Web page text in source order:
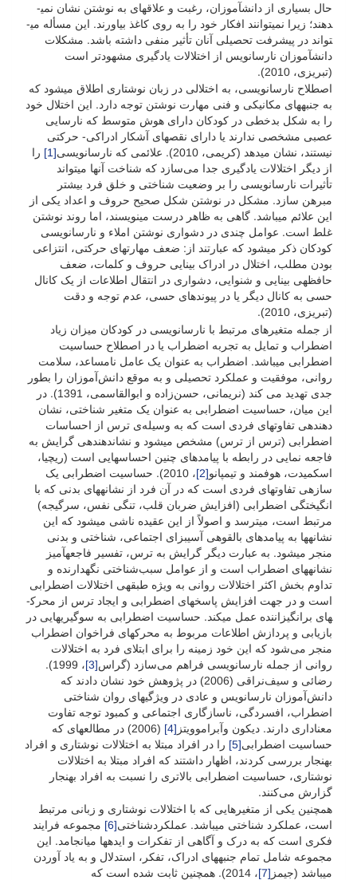
حال بسیاری از دانش­آموزان، رغبت و علاقه­ای به نوشتن نشان نمی­
دهند؛ زیرا نمی­توانند افکار خود را به روی کاغذ بیاورند. این مسأله می­
تواند در پیشرفت تحصیلی آنان تأثیر منفی داشته باشد. مشکلات
دانش­آموزان نارسانویس از اختلالات یادگیری مشهودتر است
(تبریزی، 2010).
اصطلاح نارسانویسی، به اختلالی در زبان نوشتاری اطلاق می­شود که
به جنبه­های مکانیکی و فنی مهارت نوشتن توجه دارد. این اختلال خود
را به شکل بدخطی در کودکان دارای هوش متوسط که نارسایی
عصبی مشخصی ندارند یا دارای نقص­های آشکار ادراکی- حرکتی
نیستند، نشان می­دهد (کریمی، 2010). علائمی که نارسانویسی
[1]
را
از دیگر اختلالات یادگیری جدا می‌سازد که شناخت آن­ها می­تواند
تأثیرات نارسانویسی را بر وضعیت شناختی و خلق فرد بیشتر
مبرهن سازد. مشکل در نوشتن شکل صحیح حروف و اعداد یکی از
این علائم می­باشد. گاهی به ظاهر درست می­نویسند، اما روند نوشتن
غلط است. عوامل چندی در دشواری نوشتن املاء و نارسانویسی
کودکان ذکر می­شود که عبارتند از: ضعف مهارت­های حرکتی، انتزاعی
بودن مطلب، اختلال در ادراک بینایی حروف و کلمات، ضعف
حافظه­ی بینایی و شنوایی، دشواری در انتقال اطلاعات از یک کانال
حسی به کانال دیگر یا در پیوندهای حسی، عدم توجه و دقت
(تبریزی، 2010).
از جمله متغیرهای مرتبط با نارسانویسی در کودکان میزان زیاد
اضطراب و تمایل به تجربه اضطراب یا در اصطلاح حساسیت
اضطرابی می­باشد. اضطراب به عنوان یک عامل نامساعد، سلامت
روانی، موفقیت و عملکرد تحصیلی و به موقع دانش‌آموزان را بطور
جدی تهدید می کند (نریمانی، حسن‌زاده و ابوالقاسمی، 1391). در
این میان، حساسیت اضطرابی به عنوان یک متغیر شناختی، نشان
دهنده­ی تفاوت­های فردی است که به وسیله­‌ی ترس از احساسات
اضطرابی (ترس از ترس) مشخص می­شود و نشان­دهنده­ی گرایش به
فاجعه نمایی در رابطه با پیامدهای چنین احساس­هایی است (ریچیا،
اسکمیدت، هوفمند و تیمپانو[2]
، 2010). حساسیت اضطرابی یک
سازه­ی تفاوت­های فردی است که در آن فرد از نشانه­های بدنی که با
انگیختگی اضطرابی (افزایش ضربان قلب، تنگی نفس، سرگیجه)
مرتبط است، می­ترسد و اصولاً از این عقیده ناشی می­شود که این
نشانه­ها به پیامدهای بالقوه­ی آسیب­زای اجتماعی، شناختی و بدنی
منجر می­شود. به عبارت دیگر گرایش به ترس، تفسیر فاجعه­آمیز
نشانه­های اضطراب است و از عوامل سبب‌شناختی ­نگهدارنده و
تداوم بخش اکثر اختلالات روانی به ویژه طبقه­ی اختلالات اضطرابی
است و در جهت افزایش پاسخ­های اضطرابی و ایجاد ترس از محرک­
های برانگیزاننده عمل می­کند. حساسیت اضطرابی به سوگیری­هایی در
بازیابی و پردازش اطلاعات مربوط به محرک­های فراخوان اضطراب
منجر می‌شود که این خود زمینه را برای ابتلای فرد به اختلالات
روانی از جمله نارسانویسی فراهم می‌سازد (گراس[3]
، 1999).
رضائی و سیف‌نراقی (2006) در پژوهش خود نشان دادند که
دانش‌آموزان نارسانویس و عادی در ویژگی­های روان شناختی
اضطراب، افسردگی، ناسازگاری اجتماعی و کمبود توجه تفاوت
معناداری دارند. دیکون وآبراموویتز [4]
(2006) در مطالعه­ای که
حساسیت اضطرابی[5]
را در افراد مبتلا به اختلالات نوشتاری و افراد
بهنجار بررسی کردند، اظهار داشتند که افراد مبتلا به اختلالات
نوشتاری، حساسیت اضطرابی بالاتری را نسبت به افراد بهنجار
گزارش می‌کنند.
همچنین یکی از متغیرهایی که با اختلالات نوشتاری و زبانی مرتبط
است، عملکرد شناختی می­باشد. عملکردشناختی[6]
مجموعه فرایند
فکری است که به درک و آگاهی از تفکرات و ایده­ها می­انجامد. این
مجموعه شامل تمام جنبه­های ادراک، تفکر، استدلال و به یاد آوردن
می­باشد (جیمز [7]
، 2014). همچنین ثابت شده است که